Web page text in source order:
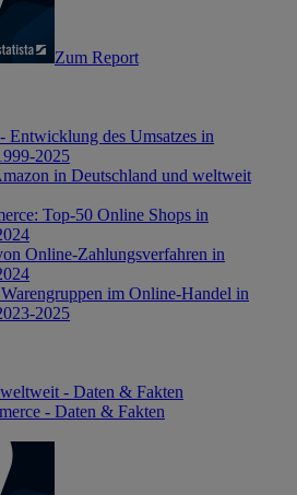
Zum Report
Entwicklung des Umsatzes in
2025
in Deutschland und weltweit
Top-50 Online Shops in
Online-Zahlungsverfahren in
im Online-Handel in
2025
- Daten & Fakten
- Daten & Fakten